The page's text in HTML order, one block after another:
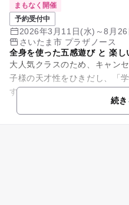
まもなく開催
予約受付中
2026年3月11日(水)～8月
さいたま市 プラザノース
全身を使った五感遊び と 楽し
大人気クラスのため、キャンセ
子様の天才性をひきだし、「
す！】 ●園や他の習い事では体験できない、実験アクティビテ
続